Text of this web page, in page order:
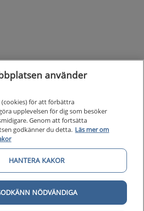
använder
för att förbättra
upplevelsen för dig som besöker
Genom att fortsätta
godkänner du detta. Läs mer om
HANTERA KAKOR
NÖDVÄNDIGA